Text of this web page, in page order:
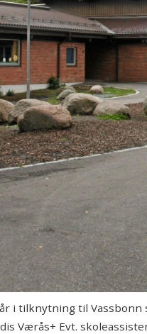
i tilknytning til
Værås+ Evt.